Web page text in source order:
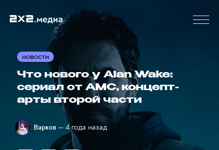
НОВОСТИ
Что нового у Alan Wake:
сериал от AMC, концепт-
арты второй части
Варков — 4 года назад